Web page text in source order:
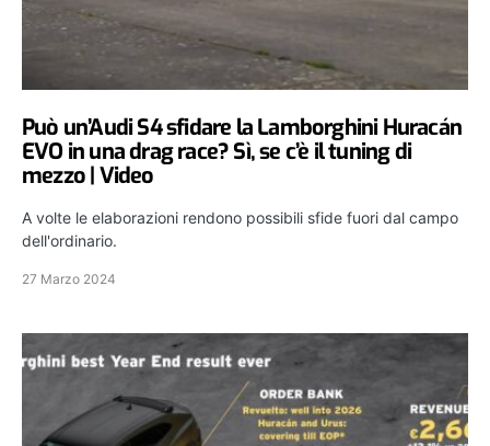
Può un’Audi S4 sfidare la Lamborghini Huracán
EVO in una drag race? Sì, se c’è il tuning di
mezzo | Video
A volte le elaborazioni rendono possibili sfide fuori dal campo
dell'ordinario.
27 Marzo 2024